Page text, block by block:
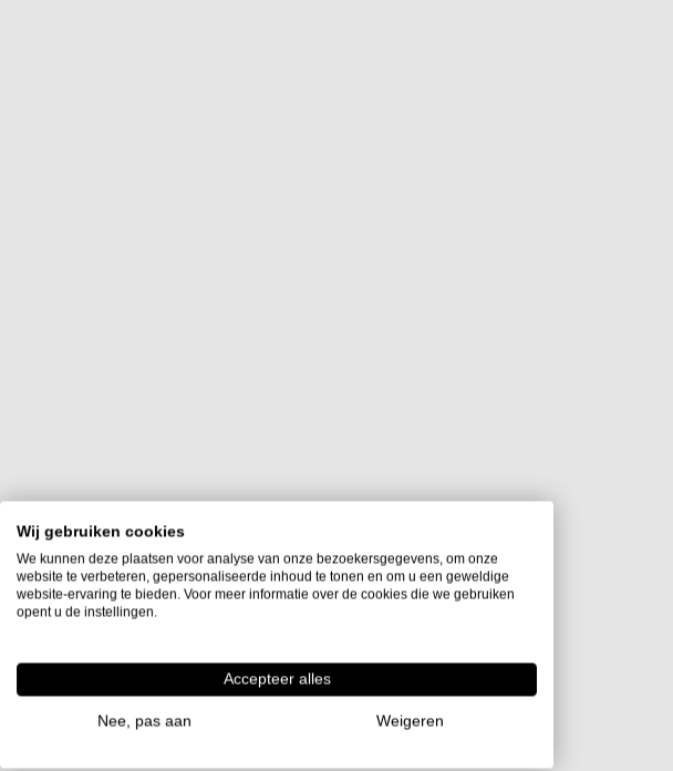
Wij gebruiken cookies
We kunnen deze plaatsen voor analyse van onze bezoekersgegevens, om onze
website te verbeteren, gepersonaliseerde inhoud te tonen en om u een geweldige
website-ervaring te bieden. Voor meer informatie over de cookies die we gebruiken
opent u de instellingen.
Accepteer alles
Nee, pas aan Weigeren